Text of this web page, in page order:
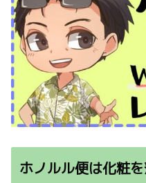
ホノルル便は化粧